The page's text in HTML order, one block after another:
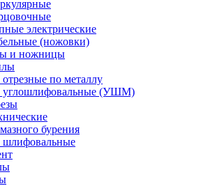
электрические
(ножовки)
и ножницы
по металлу
(УШМ)
бурения